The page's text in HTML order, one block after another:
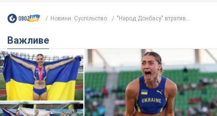
Красуня зі Львова з рекордом виграла
історичну медаль для України на чемпіонаті
світу з легкої атлетики U20. Відео
Наша співвітчизниця блискуче виступила в Орегоні
11 часов назад 50,4 т.